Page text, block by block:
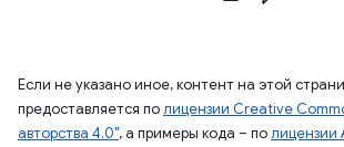
Если не указано иное, контент на этой
предоставляется полицензии Creative
авторства 4.0", а примеры кода – полицензии